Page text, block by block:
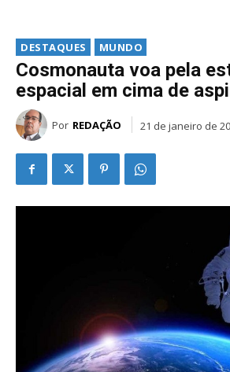
DESTAQUES MUNDO
Cosmonauta voa pela
espacial em cima de
Por REDAÇÃO 21 de janeiro de